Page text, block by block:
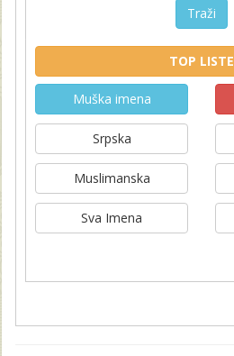
Traži
TOP LISTE
Muška imena
Srpska
Muslimanska
Sva Imena